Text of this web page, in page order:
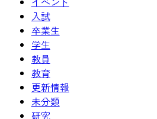
入試
卒業生
学生
教員
教育
更新情報
未分類
研究